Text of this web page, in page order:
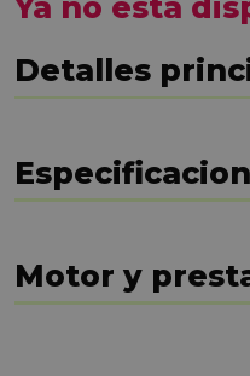
Detalles
Motor y